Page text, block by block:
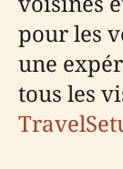
pour les
une
tous les